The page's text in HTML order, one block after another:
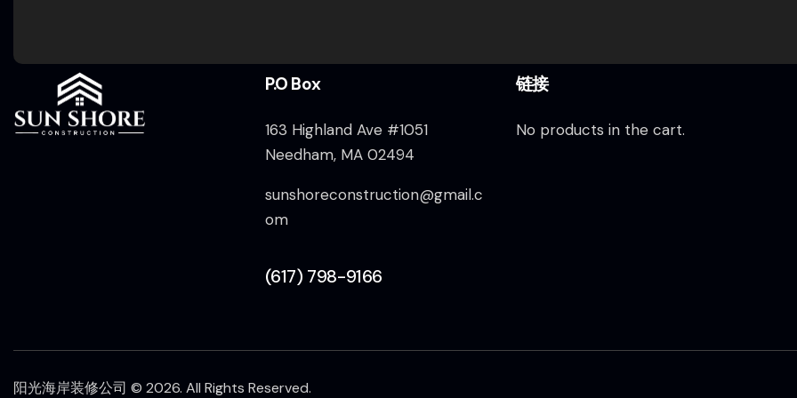
P.O Box
163 Highland Ave #1051
Needham, MA 02494
sunshoreconstruction@gmail.c
om
(617) 798-9166
链接
No products in the cart.
阳光海岸装修公司 © 2026. All Rights Reserved.